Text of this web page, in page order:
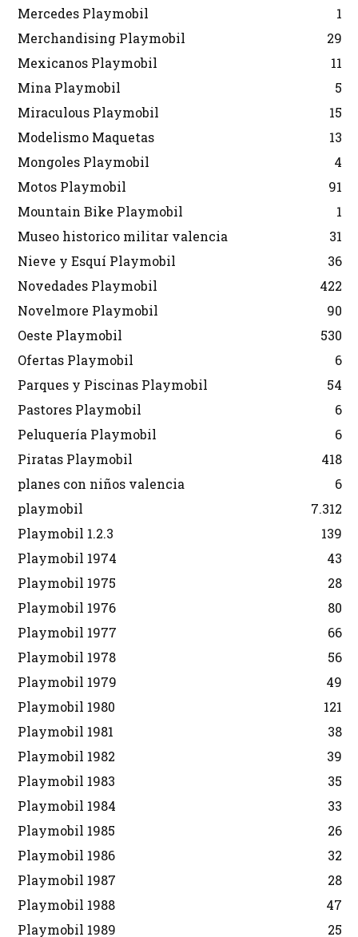
Mercedes Playmobil
1
Merchandising Playmobil
29
Mexicanos Playmobil
11
Mina Playmobil
5
Miraculous Playmobil
15
Modelismo Maquetas
13
Mongoles Playmobil
4
Motos Playmobil
91
Mountain Bike Playmobil
1
Museo historico militar valencia
31
Nieve y Esquí Playmobil
36
Novedades Playmobil
422
Novelmore Playmobil
90
Oeste Playmobil
530
Ofertas Playmobil
6
Parques y Piscinas Playmobil
54
Pastores Playmobil
6
Peluquería Playmobil
6
Piratas Playmobil
418
planes con niños valencia
6
playmobil
7.312
Playmobil 1.2.3
139
Playmobil 1974
43
Playmobil 1975
28
Playmobil 1976
80
Playmobil 1977
66
Playmobil 1978
56
Playmobil 1979
49
Playmobil 1980
121
Playmobil 1981
38
Playmobil 1982
39
Playmobil 1983
35
Playmobil 1984
33
Playmobil 1985
26
Playmobil 1986
32
Playmobil 1987
28
Playmobil 1988
47
Playmobil 1989
25